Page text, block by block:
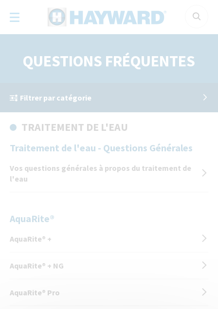
QUESTIONS FRÉQUENTES
Filtrer par catégorie
TRAITEMENT DE L'EAU
Traitement de l'eau - Questions Générales
Vos questions générales à propos du traitement de
l'eau
AquaRite®
AquaRite® +
AquaRite® + NG
AquaRite® Pro